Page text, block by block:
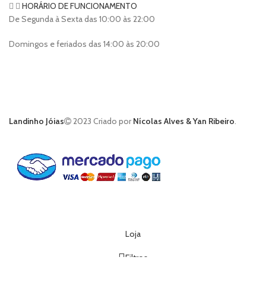
HORÁRIO DE FUNCIONAMENTO
De Segunda à Sexta das 10:00 às 22:00
Domingos e feriados das 14:00 às 20:00
Landinho Jóias 2023 Criado porNícolas Alves & Yan Ribeiro.
Loja
Filtros